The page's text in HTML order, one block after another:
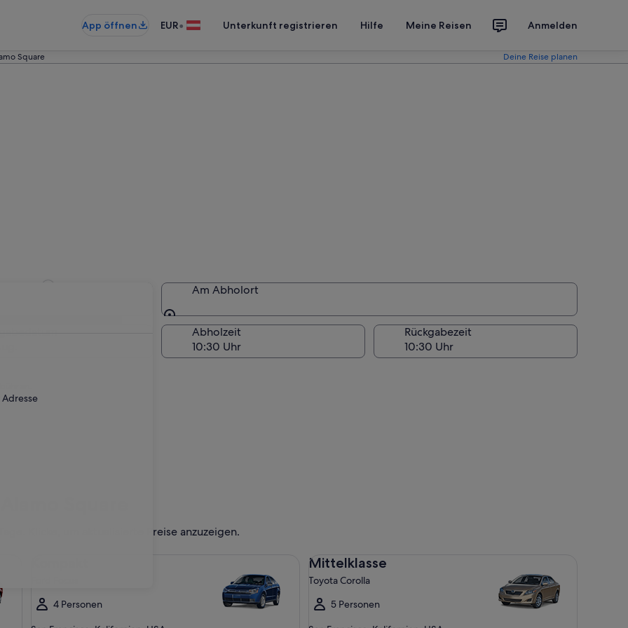
App öffnen EUR• Unterkunft registrieren Hilfe Meine Reisen Anmelden
Square Deine Reise planen
Square Am Abholort
Am Abholort
Abholzeit Rückgabezeit
an.
Klicke, um aktualisierte Preise anzuzeigen.
4 Personen
Mittelklasse
Toyota Corolla
5 Personen